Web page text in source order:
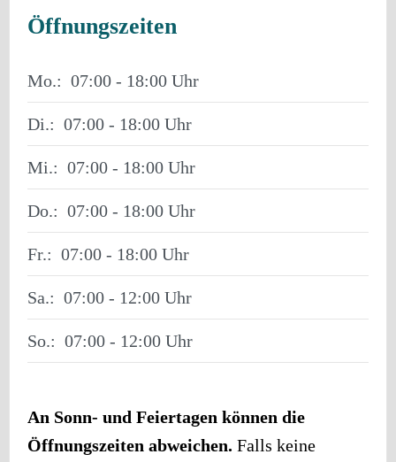
Öffnungszeiten
Mo.: 07:00 - 18:00
Di.: 07:00 - 18:00
Mi.: 07:00 - 18:00
Do.: 07:00 - 18:00
Fr.: 07:00 - 18:00
Sa.: 07:00 - 12:00
So.: 07:00 - 12:00
An Sonn- und Feiertagen können die
Öffnungszeiten abweichen. Falls keine